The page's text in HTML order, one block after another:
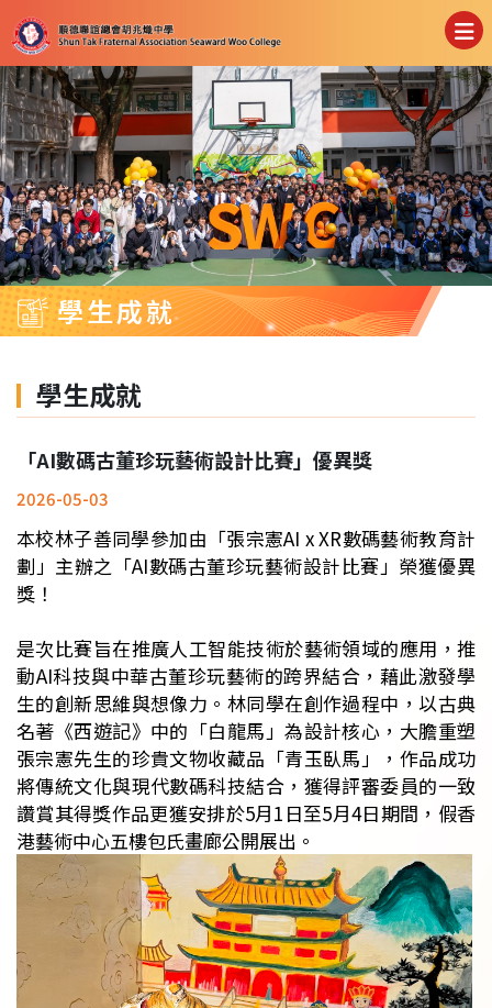
學生成就
學生成就
「AI數碼古董珍玩藝術設計比賽」優異獎
2026-05-03
本校林子善同學參加由「張宗憲AI x XR數碼藝術教育計
劃」主辦之「AI數碼古董珍玩藝術設計比賽」榮獲優異
獎！
是次比賽旨在推廣人工智能技術於藝術領域的應用，推
動AI科技與中華古董珍玩藝術的跨界結合，藉此激發學
生的創新思維與想像力。林同學在創作過程中，以古典
名著《西遊記》中的「白龍馬」為設計核心，大膽重塑
張宗憲先生的珍貴文物收藏品「青玉臥馬」，作品成功
將傳統文化與現代數碼科技結合，獲得評審委員的一致
讚賞其得獎作品更獲安排於5月1日至5月4日期間，假香
港藝術中心五樓包氏畫廊公開展出。